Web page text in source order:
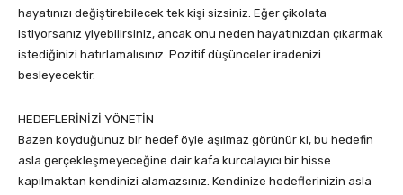
hayatınızı değiştirebilecek tek kişi sizsiniz. Eğer çikolata
istiyorsanız yiyebilirsiniz, ancak onu neden hayatınızdan çıkarmak
istediğinizi hatırlamalısınız. Pozitif düşünceler iradenizi
besleyecektir.
HEDEFLERİNİZİ YÖNETİN
Bazen koyduğunuz bir hedef öyle aşılmaz görünür ki, bu hedefin
asla gerçekleşmeyeceğine dair kafa kurcalayıcı bir hisse
kapılmaktan kendinizi alamazsınız. Kendinize hedeflerinizin asla